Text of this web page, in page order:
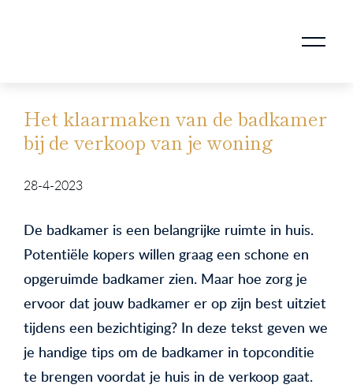
Het klaarmaken van de badkamer
bij de verkoop van je woning
28-4-2023
De badkamer is een belangrijke ruimte in huis.
Potentiële kopers willen graag een schone en
opgeruimde badkamer zien. Maar hoe zorg je
ervoor dat jouw badkamer er op zijn best uitziet
tijdens een bezichtiging? In deze tekst geven we
je handige tips om de badkamer in topconditie
te brengen voordat je huis in de verkoop gaat.